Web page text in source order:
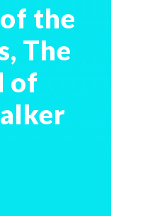
the
The
of